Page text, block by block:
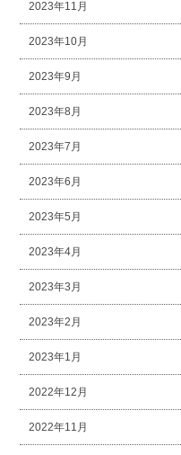
2023年11月
2023年10月
2023年9月
2023年8月
2023年7月
2023年6月
2023年5月
2023年4月
2023年3月
2023年2月
2023年1月
2022年12月
2022年11月